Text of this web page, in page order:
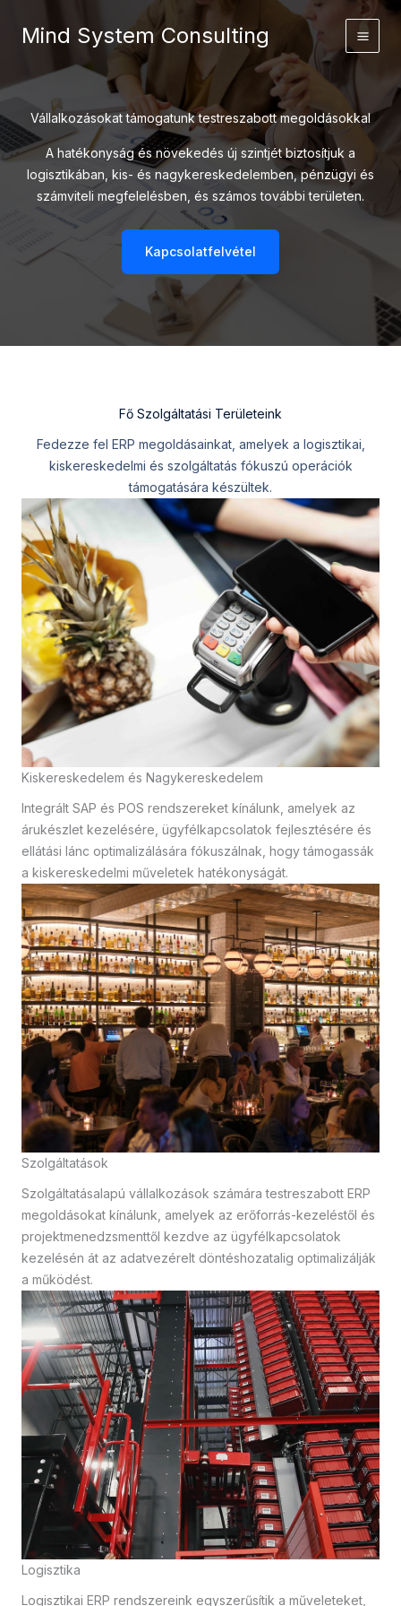
Mind System Consulting
Vállalkozásokat támogatunk testreszabott megoldásokkal
A hatékonyság és növekedés új szintjét biztosítjuk a
logisztikában, kis- és nagykereskedelemben, pénzügyi és
számviteli megfelelésben, és számos további területen.
Kapcsolatfelvétel
Fő Szolgáltatási Területeink
Fedezze fel ERP megoldásainkat, amelyek a logisztikai,
kiskereskedelmi és szolgáltatás fókuszú operációk
támogatására készültek.
Kiskereskedelem és Nagykereskedelem
Integrált SAP és POS rendszereket kínálunk, amelyek az
árukészlet kezelésére, ügyfélkapcsolatok fejlesztésére és
ellátási lánc optimalizálására fókuszálnak, hogy támogassák
a kiskereskedelmi műveletek hatékonyságát.
Szolgáltatások
Szolgáltatásalapú vállalkozások számára testreszabott ERP
megoldásokat kínálunk, amelyek az erőforrás-kezeléstől és
projektmenedzsmenttől kezdve az ügyfélkapcsolatok
kezelésén át az adatvezérelt döntéshozatalig optimalizálják
a működést.
Logisztika
Logisztikai ERP rendszereink egyszerűsítik a műveleteket,